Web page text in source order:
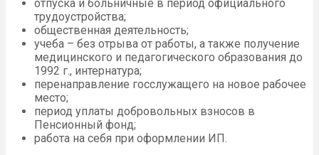
отпуска и больничные в период официального
трудоустройства;
общественная деятельность;
учеба – без отрыва от работы, а также получение
медицинского и педагогического образования до
1992 г., интернатура;
перенаправление госслужащего на новое рабочее
место;
период уплаты добровольных взносов в
Пенсионный фонд;
работа на себя при оформлении ИП.